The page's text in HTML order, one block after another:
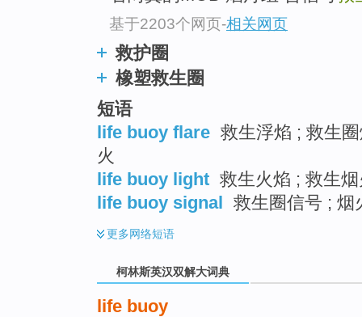
基于2203个网页-相关网页
救护圈
橡塑救生圈
短语
life buoy flare 救生浮焰 ; 救生
火
life buoy light 救生火焰 ; 救生
life buoy signal 救生圈信号 ; 烟
更多网络短语
柯林斯英汉双解大词典
life buoy